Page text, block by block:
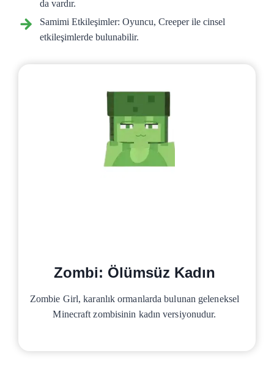
da vardır.
Samimi Etkileşimler: Oyuncu, Creeper ile cinsel
etkileşimlerde bulunabilir.
Zombi: Ölümsüz Kadın
Zombie Girl, karanlık ormanlarda bulunan geleneksel
Minecraft zombisinin kadın versiyonudur.